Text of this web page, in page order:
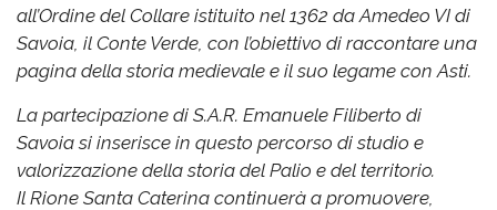
all’Ordine del Collare istituito nel 1362 da Amedeo VI di
Savoia, il Conte Verde, con l’obiettivo di raccontare una
pagina della storia medievale e il suo legame con Asti.
La partecipazione di S.A.R. Emanuele Filiberto di
Savoia si inserisce in questo percorso di studio e
valorizzazione della storia del Palio e del territorio.
Il Rione Santa Caterina continuerà a promuovere,